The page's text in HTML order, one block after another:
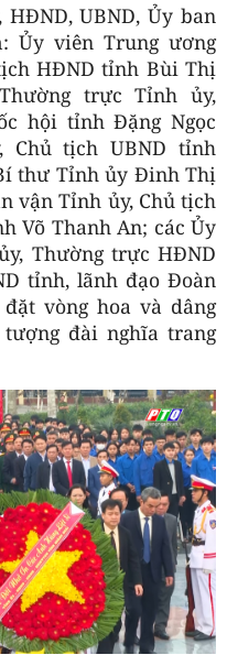
UBND, Ủy ban
Ủy viên Trung ương
HĐND tỉnh Bùi Thị
trực Tỉnh ủy,
hội tỉnh Đặng Ngọc
tịch UBND tỉnh
thư Tỉnh ủy Đinh Thị
vận Tỉnh ủy, Chủ tịch
Võ Thanh An; các Ủy
Thường trực HĐND
tỉnh, lãnh đạo Đoàn
vòng hoa và dâng
đài nghĩa trang